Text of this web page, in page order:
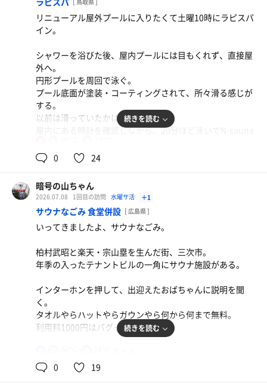
会社の人も見かけた。
制限タイム内の最後はサ飯。幸い今日の麺処想は空いてい
た。
中華そばとめし（小）
期間限定ちゃん系ラーメン。ちゃん系が理解できて来
た。
水
水風呂は水道水かけ流しで体感19℃。
後続が来ないのを気にしながらできるだけ長めに浸かる。
てシメ。
豚骨魚介のあっさりスープ。大根おろしも合う和風。
水
リニューアル屋外プールに入りたくて土曜10時にラピスパ
イン。
シャワーを浴びた後、屋内プールには目もくれず、直接屋
外へ。
円形プールを周回で泳ぐ。
プール底面が塗装・コーティングされて、所々滑る感じが
する。
以前は滑っていたかは記憶にない。
屋内にある時計を確認しながら、20分ほど泳いでN-sauna
ない。
サウナ外面はペンキで塗り替えられているが、これは
NatureSaunaにあったものか。
諸事情により稼働できないあのN-saunaを一時的にお借り
してきたのだろう。
もつじつまが合う。
サ室内のつくりもほぼ同じ。5分の砂時計は後付けの追加
簡易プールの水風呂は水道水を入れてあるだけなのでぬる
め。体感21℃。
屋外は水を飲むところがないので、
続きを読む
0 24
暗号の山ちゃん
2026.07.08 1回目の訪問 水曜サ活 ＋1
サウナなごみ 食堂併設 [ 広島県 ]
いってきましたよ、サウナなごみ。
柏村武昭と楽天・宗山塁を生んだ街、三次市。
年季の入ったテナントビルの一角にサウナ施設がある。
インターホンを押して、出迎えたおばちゃんに説明を聞
く。
タオルやらハットやらガウンやら何から何まで無料。
利用料1000円はバグってる。
ただ、見た感じ普通の畳。水を吸水してるわけではない。
続きを読む
0 19